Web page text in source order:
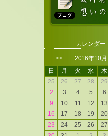
カレンダー
<< 2016年10月
日
月 火 水 木
25
26 27 28 29
2
3 4 5 6
9
10 11 12 13
16
17 18 19 20
23
24 25 26 27